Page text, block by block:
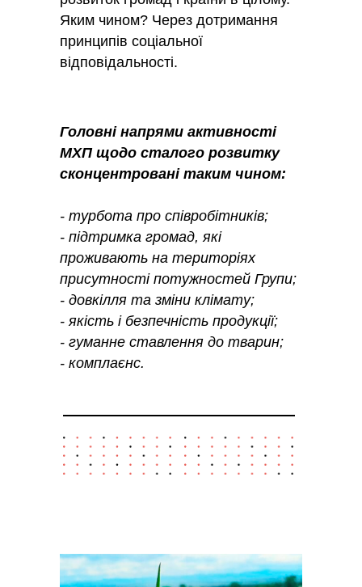
Яким чином? Через дотримання
принципів соціальної
відповідальності.
Головні напрями активності
МХП щодо сталого розвитку
сконцентровані таким чином:
- турбота про співробітників;
- підтримка громад, які
проживають на територіях
присутності потужностей Групи;
- довкілля та зміни клімату;
- якість і безпечність продукції;
- гуманне ставлення до тварин;
- комплаєнс.